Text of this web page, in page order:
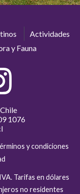
Actividades
y Fauna
1076
y condiciones
Tarifas en dólares
no residentes